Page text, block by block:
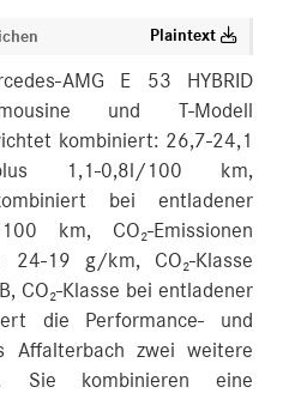
Plaintext
AMG E 53 HYBRID
und T-Modell
kombiniert: 26,7-24,1
1,1-0,8l/100 km,
bei entladener
km, CO₂-Emissionen
24-19 g/km, CO₂-Klasse
CO₂-Klasse bei entladener
die Performance- und
Affalterbach zwei weitere
Sie kombinieren eine